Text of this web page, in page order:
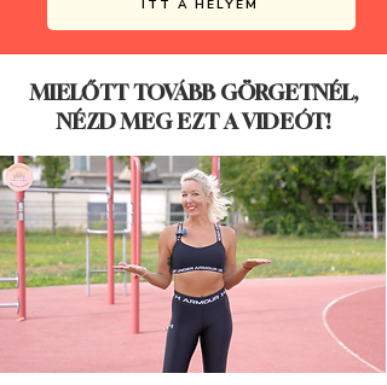
ITT A HELYEM
MIELŐTT TOVÁBB GÖRGETNÉL,
NÉZD MEG EZT A VIDEÓT!